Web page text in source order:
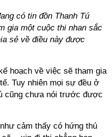
có tin đồn Thanh Tú
gia một cuộc thi nhan sắc
sẻ về điều này được
hoạch về việc sẽ tham gia
Tuy nhiên mọi sự đều ở
cũng chưa nói trước được
cảm thấy có hứng thú